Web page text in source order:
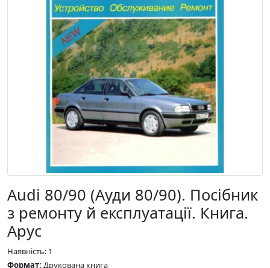
Audi 80/90 (Ауди 80/90). Посібник
з ремонту й експлуатації. Книга.
Арус
Наявність: 1
Формат: Друкована книга